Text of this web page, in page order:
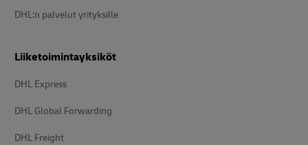
DHL:n palvelut yrityksille
Liiketoimintayksiköt
DHL Express
DHL Global Forwarding
DHL Freight